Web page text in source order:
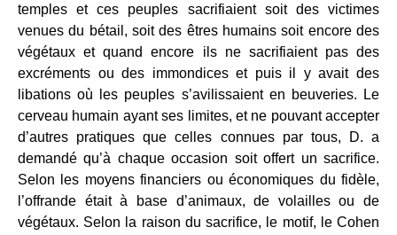
temples et ces peuples sacrifiaient soit des victimes
venues du bétail, soit des êtres humains soit encore des
végétaux et quand encore ils ne sacrifiaient pas des
excréments ou des immondices et puis il y avait des
libations où les peuples s’avilissaient en beuveries. Le
cerveau humain ayant ses limites, et ne pouvant accepter
d’autres pratiques que celles connues par tous, D. a
demandé qu’à chaque occasion soit offert un sacrifice.
Selon les moyens financiers ou économiques du fidèle,
l’offrande était à base d’animaux, de volailles ou de
végétaux. Selon la raison du sacrifice, le motif, le Cohen